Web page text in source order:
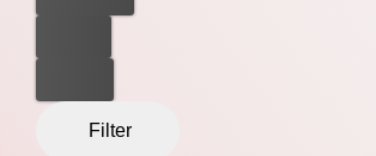
Filter